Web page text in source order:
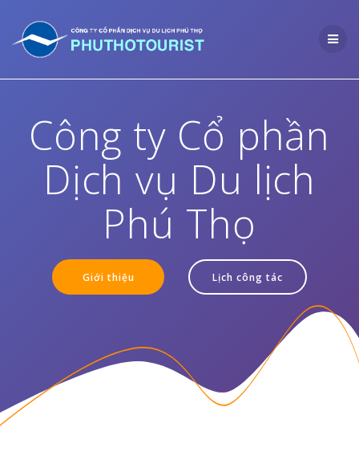
to
content
Công ty Cổ phần
Dịch vụ Du lịch
Phú Thọ
Giới thiệu Lịch công tác